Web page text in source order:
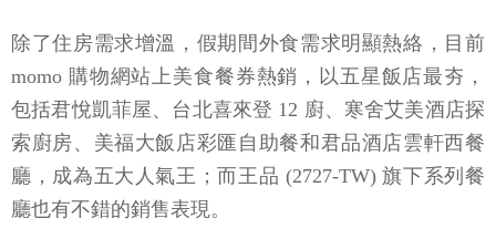
除了住房需求增溫，假期間外食需求明顯熱絡，目前
momo 購物網站上美食餐券熱銷，以五星飯店最夯，
包括君悅凱菲屋、台北喜來登 12 廚、寒舍艾美酒店探
索廚房、美福大飯店彩匯自助餐和君品酒店雲軒西餐
廳，成為五大人氣王；而王品 (2727-TW) 旗下系列餐
廳也有不錯的銷售表現。